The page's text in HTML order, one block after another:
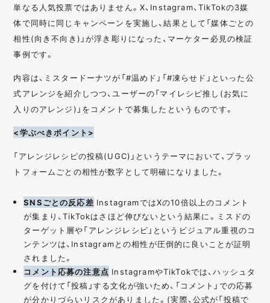
単なる人気投票ではありません。X、Instagram、TikTokの3媒
体で同時に同じキャンペーンを実施し、結果として「媒体ごとの
相性(向き不向き)」が浮き彫りになった、マーケター必見の検証
事例です。
内容は、ミスタードーナツが「#温めド」「#凍らせド」といった公
式アレンジを紹介しつつ、ユーザーの「マイレシピ推し(お気に
入りのアレンジ)」をコメントで募集したというものです。
<学ぶべきポイント>
「アレンジレシピの投稿(UGC)」というテーマにおいて、プラッ
トフォームごとの相性が数字として明確になりました。
SNSごとの反応差 InstagramではXの10倍以上のコメント
が集まり、TikTokはさほど伸びないという結果に。ミスドの
ターゲット層や「アレンジレシピ」というビジュアル重視のコ
ンテンツは、Instagramとの相性が圧倒的に良いことが証明
されました。
コメント応募の注意点 InstagramやTikTokでは、ハッシュタ
グを付けて「投稿」する文化が強いため、「コメント」での応募
が分かりづらいリスクがありました。(実際、公式が「投稿で